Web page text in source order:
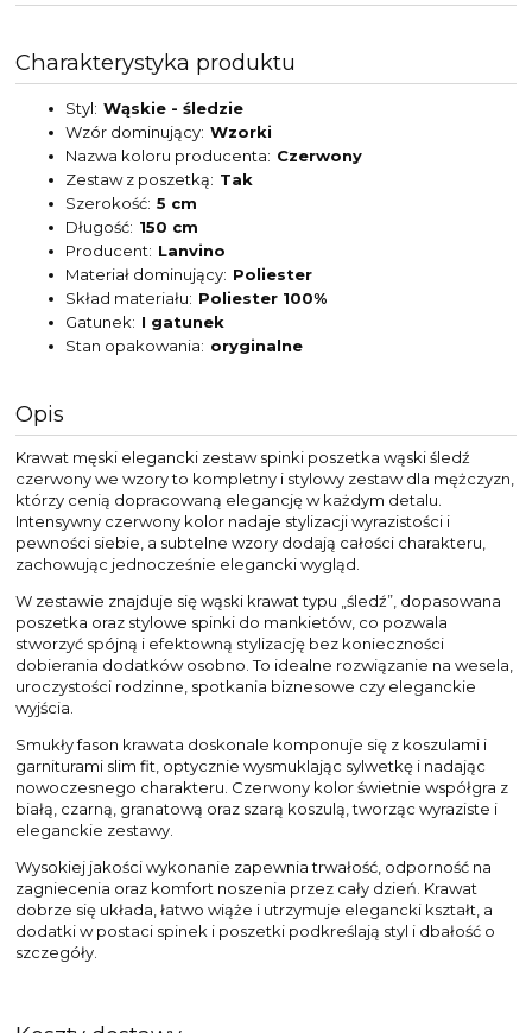
Charakterystyka produktu
Styl Wąskie - śledzie
Wzór dominujący Wzorki
Nazwa koloru producenta
Czerwony
Zestaw z poszetką
Tak
Szerokość 5 cm
Długość 150 cm
Producent
Lanvino
Materiał dominujący Poliester
Skład materiału
Poliester 100%
Gatunek
I gatunek
Stan opakowania
oryginalne
Opis
Krawat męski elegancki zestaw spinki poszetka wąski śledź
czerwony we wzory to kompletny i stylowy zestaw dla mężczyzn,
którzy cenią dopracowaną elegancję w każdym detalu.
Intensywny czerwony kolor nadaje stylizacji wyrazistości i
pewności siebie, a subtelne wzory dodają całości charakteru,
zachowując jednocześnie elegancki wygląd.
W zestawie znajduje się wąski krawat typu „śledź”, dopasowana
poszetka oraz stylowe spinki do mankietów, co pozwala
stworzyć spójną i efektowną stylizację bez konieczności
dobierania dodatków osobno. To idealne rozwiązanie na wesela,
uroczystości rodzinne, spotkania biznesowe czy eleganckie
wyjścia.
Smukły fason krawata doskonale komponuje się z koszulami i
garniturami slim fit, optycznie wysmuklając sylwetkę i nadając
nowoczesnego charakteru. Czerwony kolor świetnie współgra z
białą, czarną, granatową oraz szarą koszulą, tworząc wyraziste i
eleganckie zestawy.
Wysokiej jakości wykonanie zapewnia trwałość, odporność na
zagniecenia oraz komfort noszenia przez cały dzień. Krawat
dobrze się układa, łatwo wiąże i utrzymuje elegancki kształt, a
dodatki w postaci spinek i poszetki podkreślają styl i dbałość o
szczegóły.